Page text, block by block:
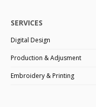
SERVICES
Digital Design
Production & Adjusment
Embroidery & Printing